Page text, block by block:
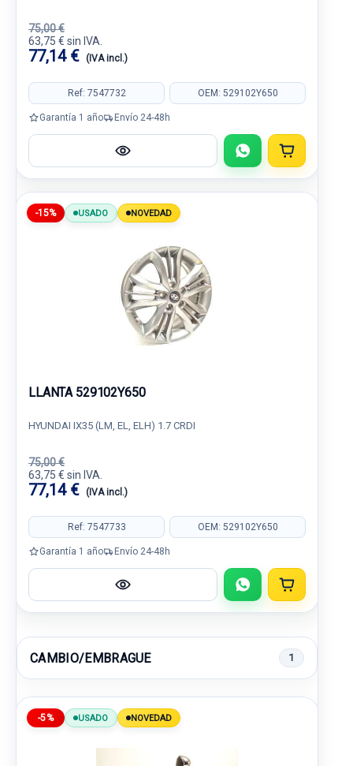
75,00 €
63,75 € sin IVA.
77,14 € (IVA incl.)
Ref: 7547732 OEM: 529102Y650
Garantía 1 año Envío 24-48h
-15% USADO NOVEDAD
LLANTA 529102Y650
HYUNDAI IX35 (LM, EL, ELH) 1.7 CRDI
75,00 €
63,75 € sin IVA.
77,14 € (IVA incl.)
Ref: 7547733 OEM: 529102Y650
Garantía 1 año Envío 24-48h
CAMBIO/EMBRAGUE 1
-5% USADO NOVEDAD